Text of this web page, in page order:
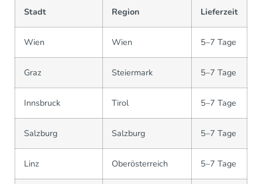
Stadt Region Lieferzeit
Wien Wien 5–7 Tage
Graz Steiermark 5–7 Tage
Innsbruck Tirol 5–7 Tage
Salzburg Salzburg 5–7 Tage
Linz Oberösterreich 5–7 Tage